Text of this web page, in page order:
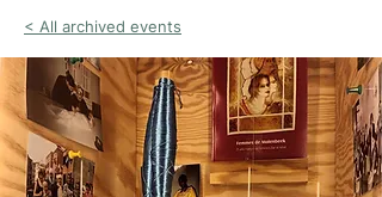
< All archived events